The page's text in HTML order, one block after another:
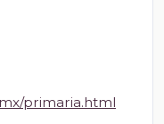
primaria.html